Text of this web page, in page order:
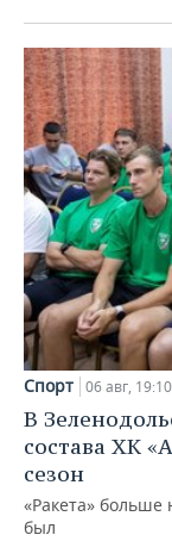
Спорт 06 авг, 19:10
В
состава ХК
сезон
«Ракета» больше
был